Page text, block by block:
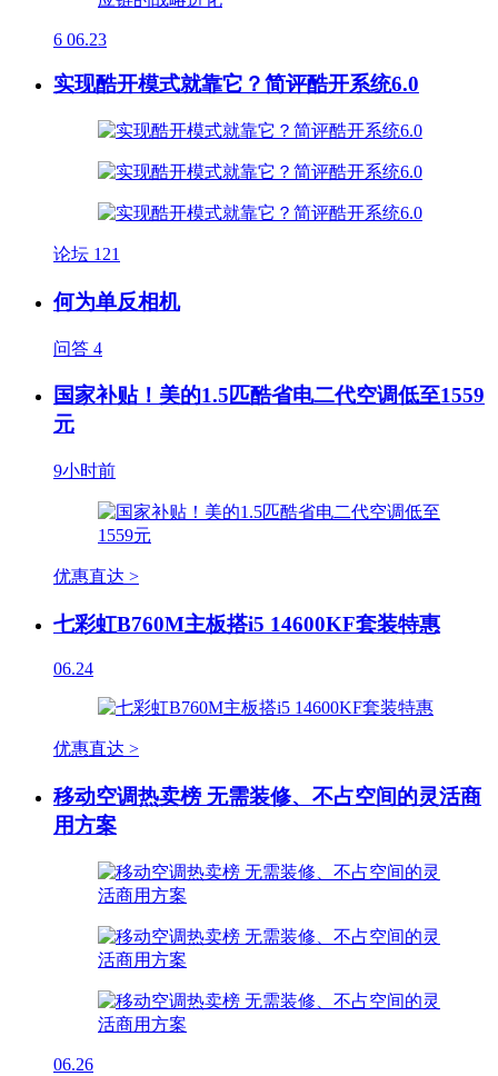
6 06.23
实现酷开模式就靠它？简评酷开系统6.0
论坛 121
何为单反相机
问答 4
国家补贴！美的1.5匹酷省电二代空调低至1559
元
9小时前
优惠直达 >
七彩虹B760M主板搭i5 14600KF套装特惠
06.24
优惠直达 >
移动空调热卖榜 无需装修、不占空间的灵活商
用方案
06.26